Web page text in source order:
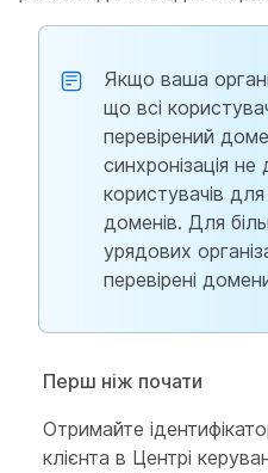
Якщо ваша
що всі
перевірений
синхронізація
користувачів
доменів. Для
урядових
перевірені
Перш ніж почати
Отримайте
клієнта в Центрі